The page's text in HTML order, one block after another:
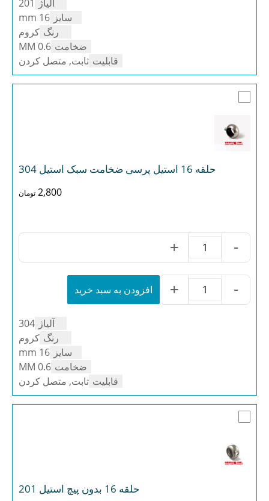
آلیاژ
201
سایز 16 mm
رنگ کروم
ضخامت 0.6 MM
قابلیت ثابت, متصل کردن
حلقه 16 استیل پرسی ضخامت سبک استیل 304
2,800 تومان
حلقه
16
استیل
ضخامت
سبک
-
+
حلقه
16
-
+ افزودن به سبد خرید
آلیاژ 304
رنگ کروم
سایز 16 mm
ضخامت 0.6 MM
قابلیت ثابت, متصل کردن
حلقه 16 بدون پیچ استیل 201